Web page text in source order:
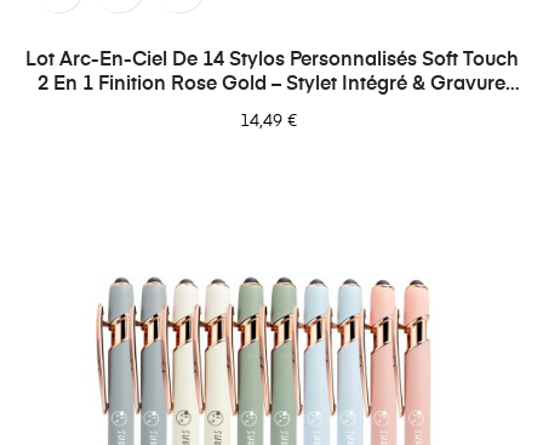
Lot Arc-En-Ciel De 14 Stylos Personnalisés Soft Touch
2 En 1 Finition Rose Gold – Stylet Intégré & Gravure
14,49 €